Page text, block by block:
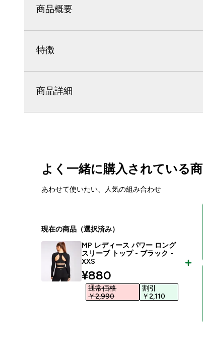
商品概要
特徴
商品詳細
よく一緒に購入されている
あわせて使いたい、人気の組み合わせ
現在の商品（選択済み）
MP レディース パワー ロング
スリーブ トップ - ブラック -
XXS
discounted price
¥880‎
通常価格
￥2,990‎
割引
￥2,110‎